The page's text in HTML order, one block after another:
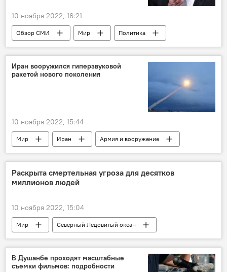
10 ноября 2022, 16:21
Обзор СМИ Мир
Политика
Россия
США
Сергей Лавров
МИД РФ
Иран вооружился гиперзвуковой
ракетой нового поколения
10 ноября 2022, 15:44
Мир Иран
Армия и вооружение
ракета
Раскрыта смертельная угроза для десятков
миллионов людей
10 ноября 2022, 15:04
Мир
Северный Ледовитый океан
Обзор СМИ
ледники
стихийные бедствия
В Душанбе проходят масштабные
съемки фильмов: подробности